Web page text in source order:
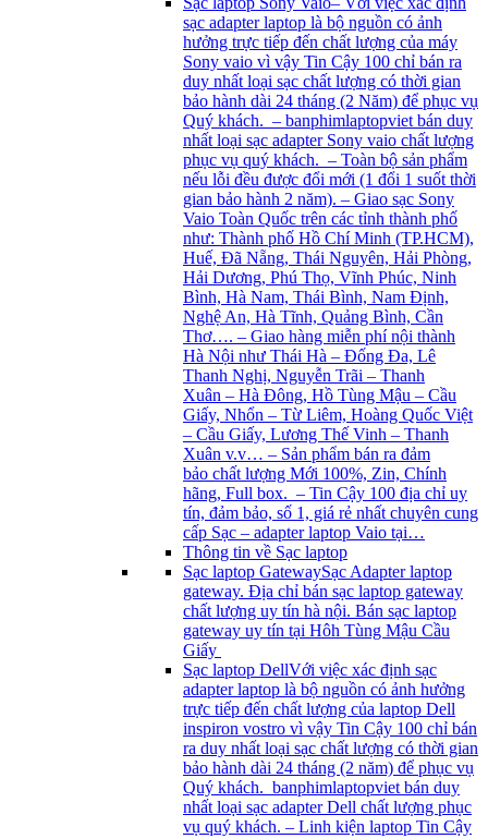
sạc adapter laptop là bộ nguồn có ảnh
hưởng trực tiếp đến chất lượng của máy
Sony vaio vì vậy Tin Cậy 100 chỉ bán ra
duy nhất loại sạc chất lượng có thời gian
bảo hành dài 24 tháng (2 Năm) để phục vụ
Quý khách. – banphimlaptopviet bán duy
nhất loại sạc adapter Sony vaio chất lượng
phục vụ quý khách. – Toàn bộ sản phẩm
nếu lỗi đều được đổi mới (1 đổi 1 suốt thời
gian bảo hành 2 năm). – Giao sạc Sony
Vaio Toàn Quốc trên các tỉnh thành phố
như: Thành phố Hồ Chí Minh (TP.HCM),
Huế, Đã Nẵng, Thái Nguyên, Hải Phòng,
Hải Dương, Phú Thọ, Vĩnh Phúc, Ninh
Bình, Hà Nam, Thái Bình, Nam Định,
Nghệ An, Hà Tĩnh, Quảng Bình, Cần
Thơ…. – Giao hàng miễn phí nội thành
Hà Nội như Thái Hà – Đống Đa, Lê
Thanh Nghị, Nguyễn Trãi – Thanh
Xuân – Hà Đông, Hồ Tùng Mậu – Cầu
Giấy, Nhổn – Từ Liêm, Hoàng Quốc Việt
– Cầu Giấy, Lương Thế Vinh – Thanh
Xuân v.v… – Sản phẩm bán ra đảm
bảo chất lượng Mới 100%, Zin, Chính
hãng, Full box. – Tin Cậy 100 địa chỉ uy
tín, đảm bảo, số 1, giá rẻ nhất chuyên cung
cấp Sạc – adapter laptop Vaio tại…
Thông tin về Sạc laptop
Sạc laptop GatewaySạc Adapter laptop
gateway. Địa chỉ bán sạc laptop gateway
chất lượng uy tín hà nội. Bán sạc laptop
gateway uy tín tại Hôh Tùng Mậu Cầu
Giấy
Sạc laptop DellVới việc xác định sạc
adapter laptop là bộ nguồn có ảnh hưởng
trực tiếp đến chất lượng của laptop Dell
inspiron vostro vì vậy Tin Cậy 100 chỉ bán
ra duy nhất loại sạc chất lượng có thời gian
bảo hành dài 24 tháng (2 năm) để phục vụ
Quý khách. banphimlaptopviet bán duy
nhất loại sạc adapter Dell chất lượng phục
vụ quý khách. – Linh kiện laptop Tin Cậy